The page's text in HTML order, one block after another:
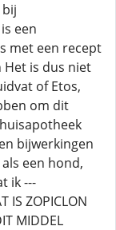
een
met een recept
Het is dus niet
of Etos,
om dit
bijwerkingen
een hond,
ik ---
ZOPICLON
MIDDEL